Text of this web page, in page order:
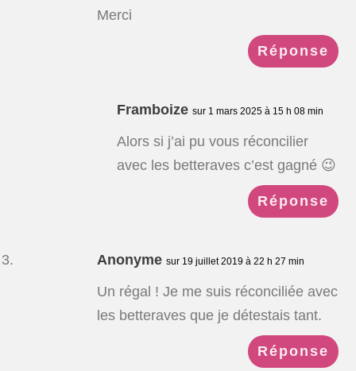
Merci
Réponse
Framboize sur 1 mars 2025 à 15 h 08 min
Alors si j’ai pu vous réconcilier
avec les betteraves c’est gagné 😉
Réponse
Anonyme sur 19 juillet 2019 à 22 h 27 min
Un régal ! Je me suis réconciliée avec
les betteraves que je détestais tant.
Réponse